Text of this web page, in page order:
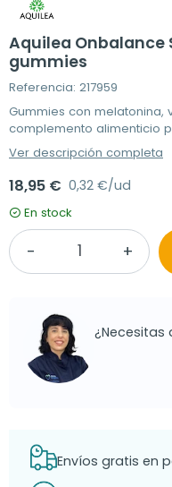
Aquilea Onbalance
gummies
Referencia: 217959
Gummies con melatonina,
complemento alimenticio
Ver descripción completa
18,95 € 0,32 €/ud
En stock
¿Necesitas
Envíos gratis en